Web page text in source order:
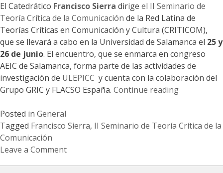
El Catedrático Francisco Sierra dirige el II Seminario de
Teoría Crítica de la Comunicación de la Red Latina de
Teorías Críticas en Comunicación y Cultura (CRITICOM),
que se llevará a cabo en la Universidad de Salamanca el 25 y
26 de junio. El encuentro, que se enmarca en congreso
AEIC de Salamanca, forma parte de las actividades de
investigación de ULEPICC y cuenta con la colaboración del
Grupo GRIC y FLACSO España. Continue reading«Francisco
el
Posted in General
Tagged Francisco Sierra, II Seminario de Teoría Crítica de la
Comunicación
Leave a Comment